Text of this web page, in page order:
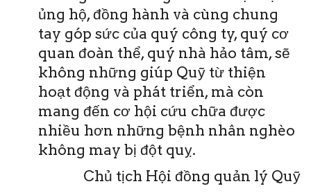
ủng hộ, đồng hành và cùng chung
tay góp sức của quý công ty, quý cơ
quan đoàn thể, quý nhà hảo tâm, sẽ
không những giúp Quỹ từ thiện
hoạt động và phát triển, mà còn
mang đến cơ hội cứu chữa được
nhiều hơn những bệnh nhân nghèo
không may bị đột quỵ.
Chủ tịch Hội đồng quản lý Quỹ